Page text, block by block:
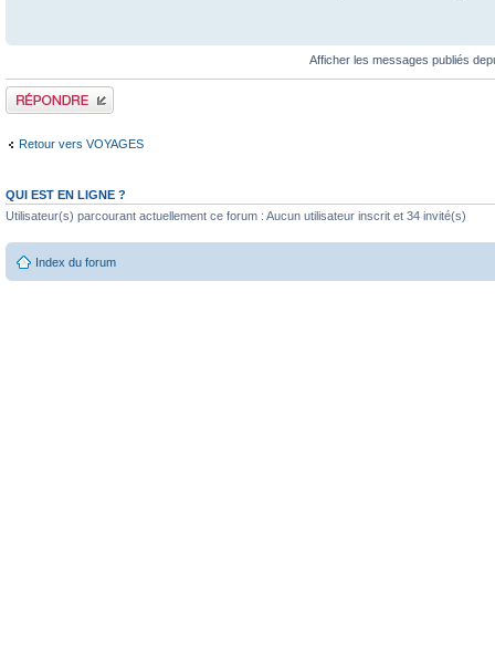
Afficher les messages publiés
Publier une réponse
Retour vers VOYAGES
QUI EST EN LIGNE ?
Utilisateur(s) parcourant actuellement ce forum : Aucun utilisateur inscrit et 34 invité(s)
Index du forum